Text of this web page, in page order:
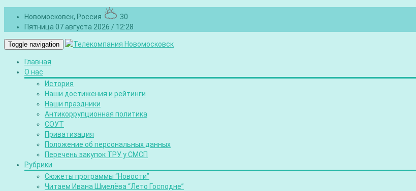
Новомосковск, Россия
30
Пятница 07 августа 2026 / 12:28
Toggle navigation
Главная
О нас
История
Наши достижения и рейтинги
Наши праздники
Антикоррупционная политика
СОУТ
Приватизация
Положение об персональных данных
Перечень закупок ТРУ у СМСП
Рубрики
Сюжеты программы “Новости”
Читаем Ивана Шмелёва “Лето Господне”